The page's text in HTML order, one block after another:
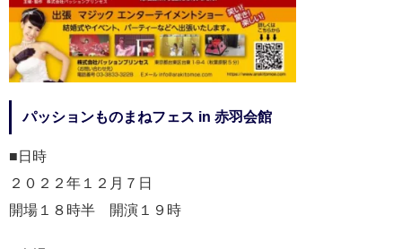
パッションものまねフェス in 赤羽会館
■日時
２０２２年１２月７日
開場１８時半 開演１９時